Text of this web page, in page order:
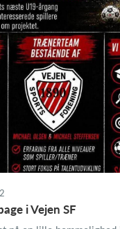
i Vejen SF